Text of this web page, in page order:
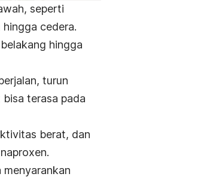
seperti
cedera.
hingga
turun
terasa pada
berat, dan